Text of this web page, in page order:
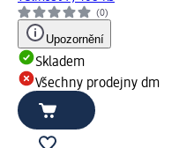
(0)
Upozornění
Skladem
Všechny prodejny dm